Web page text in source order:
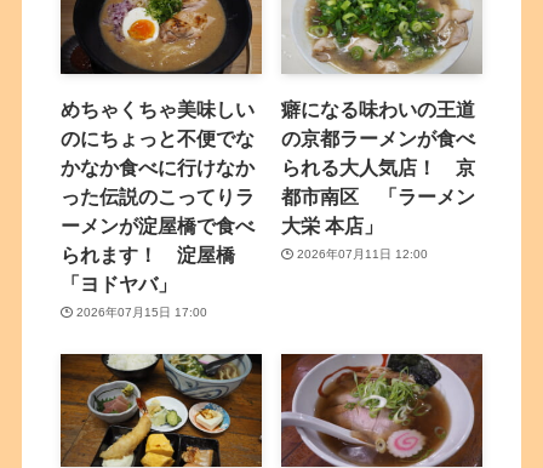
めちゃくちゃ美味しい
のにちょっと不便でな
かなか食べに行けなか
った伝説のこってりラ
ーメンが淀屋橋で食べ
られます！ 淀屋橋
「ヨドヤバ」
2026年07月15日 17:00
癖になる味わいの王道
の京都ラーメンが食べ
られる大人気店！ 京
都市南区 「ラーメン
大栄 本店」
2026年07月11日 12:00